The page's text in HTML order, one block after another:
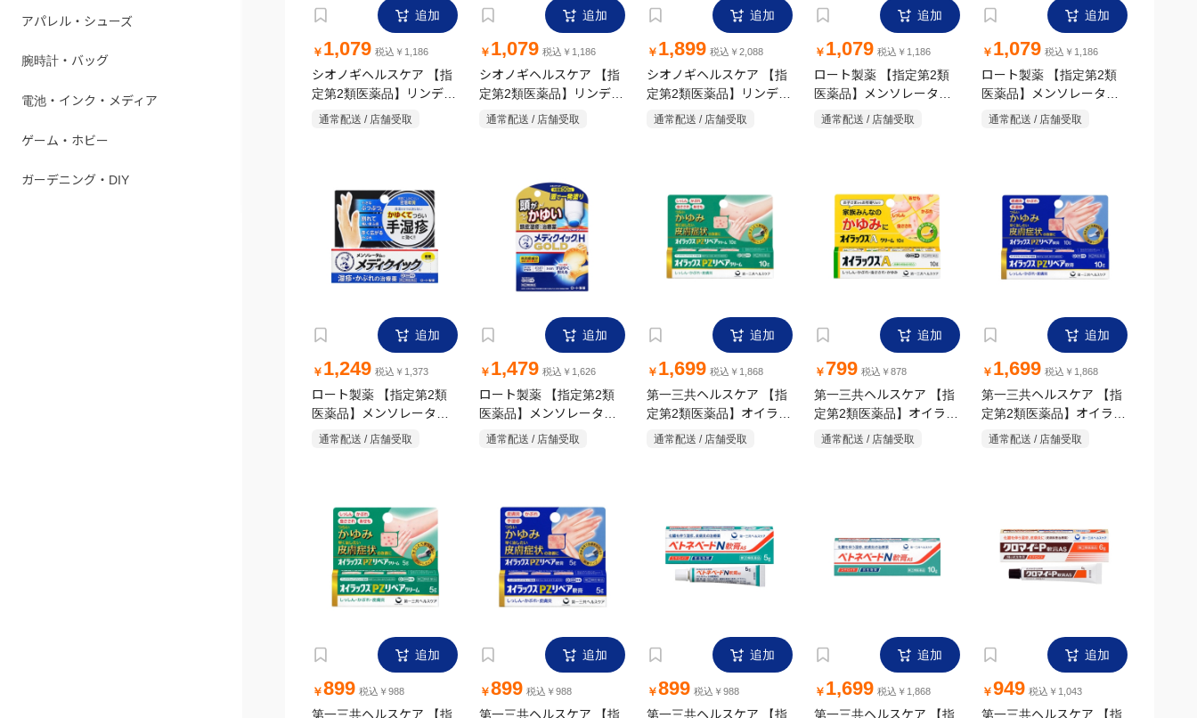
アパレル・シューズ
腕時計・バッグ
電池・インク・メディア
ゲーム・ホビー
ガーデニング・DIY
追加
￥ 1,079 税込￥1,186
シオノギヘルスケア 【指
定第2類医薬品】リンデロ
通常配送 / 店舗受取
追加
￥ 1,079 税込￥1,186
シオノギヘルスケア 【指
定第2類医薬品】リンデロ
通常配送 / 店舗受取
追加
￥ 1,899 税込￥2,088
シオノギヘルスケア 【指
定第2類医薬品】リンデロ
通常配送 / 店舗受取
追加
￥ 1,079 税込￥1,186
ロート製薬 【指定第2類
医薬品】メンソレータム
30ml
通常配送 / 店舗受取
追加
￥ 1,079 税込￥1,186
ロート製薬 【指定第2類
医薬品】メンソレータム
通常配送 / 店舗受取
追加
￥ 1,249 税込￥1,373
ロート製薬 【指定第2類
医薬品】メンソレータム
通常配送 / 店舗受取
追加
￥ 1,479 税込￥1,626
ロート製薬 【指定第2類
医薬品】メンソレータム
(スポンジヘッド) 50ml
通常配送 / 店舗受取
追加
￥ 1,699 税込￥1,868
第一三共ヘルスケア 【指
定第2類医薬品】オイラッ
10g
通常配送 / 店舗受取
追加
￥ 799 税込￥878
第一三共ヘルスケア 【指
定第2類医薬品】オイラッ
通常配送 / 店舗受取
追加
￥ 1,699 税込￥1,868
第一三共ヘルスケア 【指
定第2類医薬品】オイラッ
通常配送 / 店舗受取
追加
￥899 税込￥988
第一三共ヘルスケア 【指
追加
￥899 税込￥988
第一三共ヘルスケア 【指
追加
￥899 税込￥988
第一三共ヘルスケア 【指
追加
￥ 1,699 税込￥1,868
第一三共ヘルスケア 【指
追加
￥949 税込￥1,043
第一三共ヘルスケア 【指